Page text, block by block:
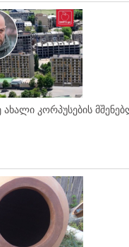
ახალი კორპუსების